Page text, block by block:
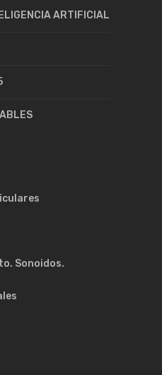
ARTIFICIAL
Sonoidos.